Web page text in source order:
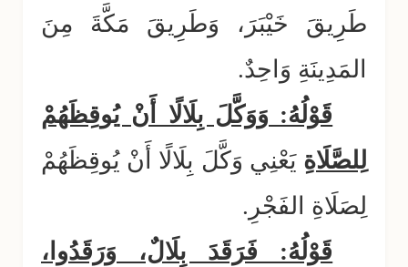
طَرِيقَ خَيْبَرَ، وَطَرِيقَ مَكَّةَ مِنَ
المَدِينَةِ وَاحِدٌ.
قَوْلُهُ: وَوَكَّلَ بِلَالًا أَنْ يُوقِظَهُمْ
لِلصَّلَاةِ يَعْنِي وَكَّلَ بِلَالًا أَنْ يُوقِظَهُمْ
لِصَلَاةِ الفَجْرِ.
قَوْلُهُ: فَرَقَدَ بِلَالٌ، وَرَقَدُوا،